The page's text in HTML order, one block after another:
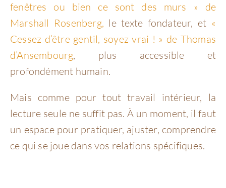
fenêtres ou bien ce sont des murs » de
Marshall Rosenberg, le texte fondateur, et «
Cessez d’être gentil, soyez vrai ! » de Thomas
d’Ansembourg, plus accessible et
profondément humain.
Mais comme pour tout travail intérieur, la
lecture seule ne suffit pas. À un moment, il faut
un espace pour pratiquer, ajuster, comprendre
ce qui se joue dans vos relations spécifiques.